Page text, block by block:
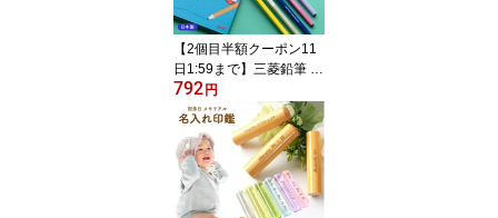
推しカラー
【2個目半額クーポン11
日1:59まで】三菱鉛筆 ユ
ニパレット 鉛筆 2B 1ダ
ース 名入れ 小学生 女の
子 男の子 かわいい おし
ゃれ グラデーション 日
本製 入学準備 卒園 えん
ぴつ エンピツ 学習 文房
具 新入学 入学祝い ギフ
792円